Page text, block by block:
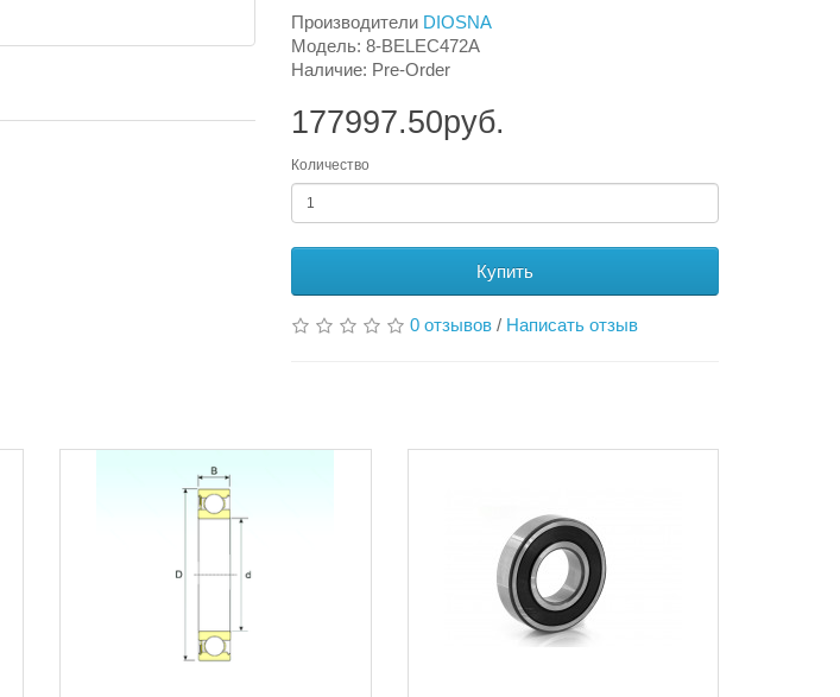
Производители DIOSNA
Модель: 8-BELEC472A
Наличие: Pre-Order
177997.50руб.
Количество
Купить
0 отзывов / Написать отзыв